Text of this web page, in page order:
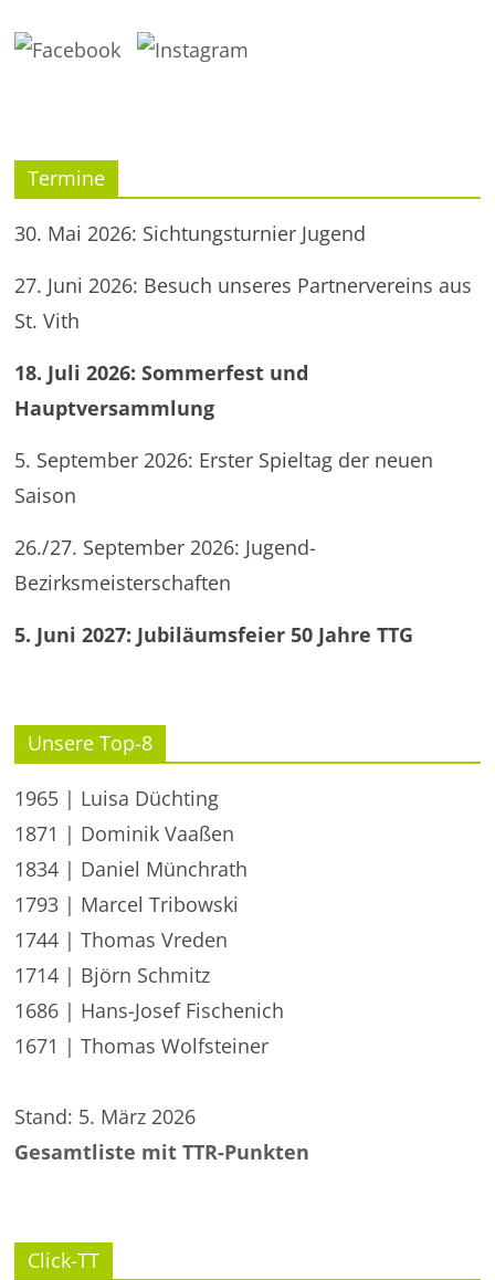
Termine
30. Mai 2026: Sichtungsturnier Jugend
27. Juni 2026: Besuch unseres Partnervereins aus
St. Vith
18. Juli 2026: Sommerfest und
Hauptversammlung
5. September 2026: Erster Spieltag der neuen
Saison
26./27. September 2026: Jugend-
Bezirksmeisterschaften
5. Juni 2027: Jubiläumsfeier 50 Jahre TTG
Unsere Top-8
1965 | Luisa Düchting
1871 | Dominik Vaaßen
1834 | Daniel Münchrath
1793 | Marcel Tribowski
1744 | Thomas Vreden
1714 | Björn Schmitz
1686 | Hans-Josef Fischenich
1671 | Thomas Wolfsteiner
Stand: 5. März 2026
Gesamtliste mit TTR-Punkten
Click-TT